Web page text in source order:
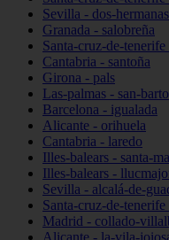
Sevilla - dos-hermanas
Granada - salobreña
Santa-cruz-de-
Cantabria - santoña
Girona - pals
Las-palmas - san-
Barcelona - igualada
Alicante - orihuela
Cantabria - laredo
Illes-balears - santa-
Illes-balears -
Sevilla - alcalá-de-
Santa-cruz-de-
Madrid - collado-
Alicante - la-vila-